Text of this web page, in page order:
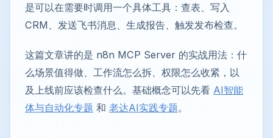
是可以在需要时调用一个具体工具：查表、写入
CRM、发送飞书消息、生成报告、触发发布检查。
这篇文章讲的是 n8n MCP Server 的实战用法：什
么场景值得做、工作流怎么拆、权限怎么收紧，以
及上线前应该检查什么。基础概念可以先看 AI智能
体与自动化专题 和 老达AI实践专题。